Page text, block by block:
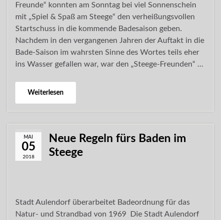
Freunde“ konnten am Sonntag bei viel Sonnenschein
mit „Spiel & Spaß am Steege“ den verheißungsvollen
Startschuss in die kommende Badesaison geben.
Nachdem in den vergangenen Jahren der Auftakt in die
Bade-Saison im wahrsten Sinne des Wortes teils eher
ins Wasser gefallen war, war den „Steege-Freunden“ …
Weiterlesen
MAI
05
2018
Neue Regeln fürs Baden im
Steege
Stadt Aulendorf überarbeitet Badeordnung für das
Natur- und Strandbad von 1969 Die Stadt Aulendorf